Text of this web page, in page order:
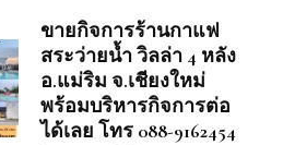
ขายกิจการร้านกาแฟ
สระว่ายน้ำ วิลล่า 4 หลัง
อ.แม่ริม จ.เชียงใหม่
พร้อมบริหารกิจการต่อ
ได้เลย โทร 088-9162454